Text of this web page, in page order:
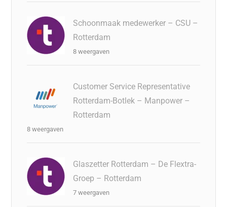
Schoonmaak medewerker – CSU –
Rotterdam
8 weergaven
Customer Service Representative
Rotterdam-Botlek – Manpower –
Rotterdam
8 weergaven
Glaszetter Rotterdam – De Flextra-
Groep – Rotterdam
7 weergaven